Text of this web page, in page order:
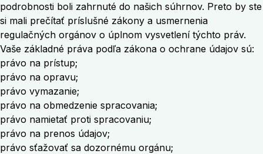
podrobnosti boli zahrnuté do našich súhrnov. Preto by ste
si mali prečítať príslušné zákony a usmernenia
regulačných orgánov o úplnom vysvetlení týchto práv.
Vaše základné práva podľa zákona o ochrane údajov sú:
právo na prístup;
právo na opravu;
právo vymazanie;
právo na obmedzenie spracovania;
právo namietať proti spracovaniu;
právo na prenos údajov;
právo sťažovať sa dozornému orgánu;